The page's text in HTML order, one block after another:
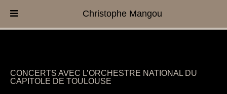
CONCERTS AVEC L’ORCHESTRE NATIONAL DU
CAPITOLE DE TOULOUSE
Christophe Mangou